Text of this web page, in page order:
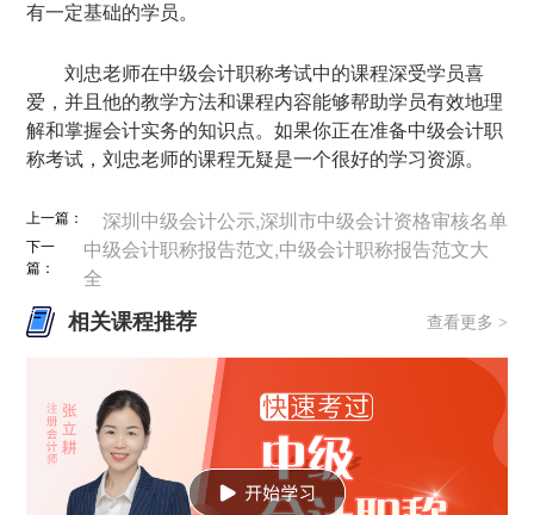
有一定基础的学员。
刘忠老师在中级会计职称考试中的课程深受学员喜
爱，并且他的教学方法和课程内容能够帮助学员有效地理
解和掌握会计实务的知识点。如果你正在准备中级会计职
称考试，刘忠老师的课程无疑是一个很好的学习资源。
上一篇： 深圳中级会计公示,深圳市中级会计资格审核名单
下一
篇：
中级会计职称报告范文,中级会计职称报告范文大
全
相关课程推荐 查看更多 >